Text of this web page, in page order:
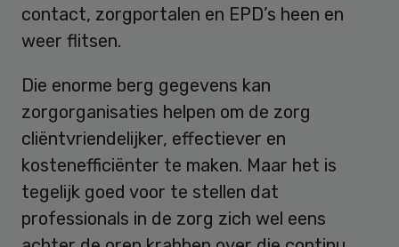
contact, zorgportalen en EPD’s heen en
weer flitsen.
Die enorme berg gegevens kan
zorgorganisaties helpen om de zorg
cliëntvriendelijker, effectiever en
kostenefficiënter te maken. Maar het is
tegelijk goed voor te stellen dat
professionals in de zorg zich wel eens